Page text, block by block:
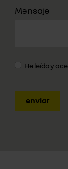
Mensaje
He leído y
enviar